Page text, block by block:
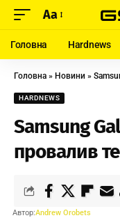
Aa
Головна Hardnews
Головна » Новини »
HARDNEWS
Samsung
провалив
Автор:Andrew Orobets